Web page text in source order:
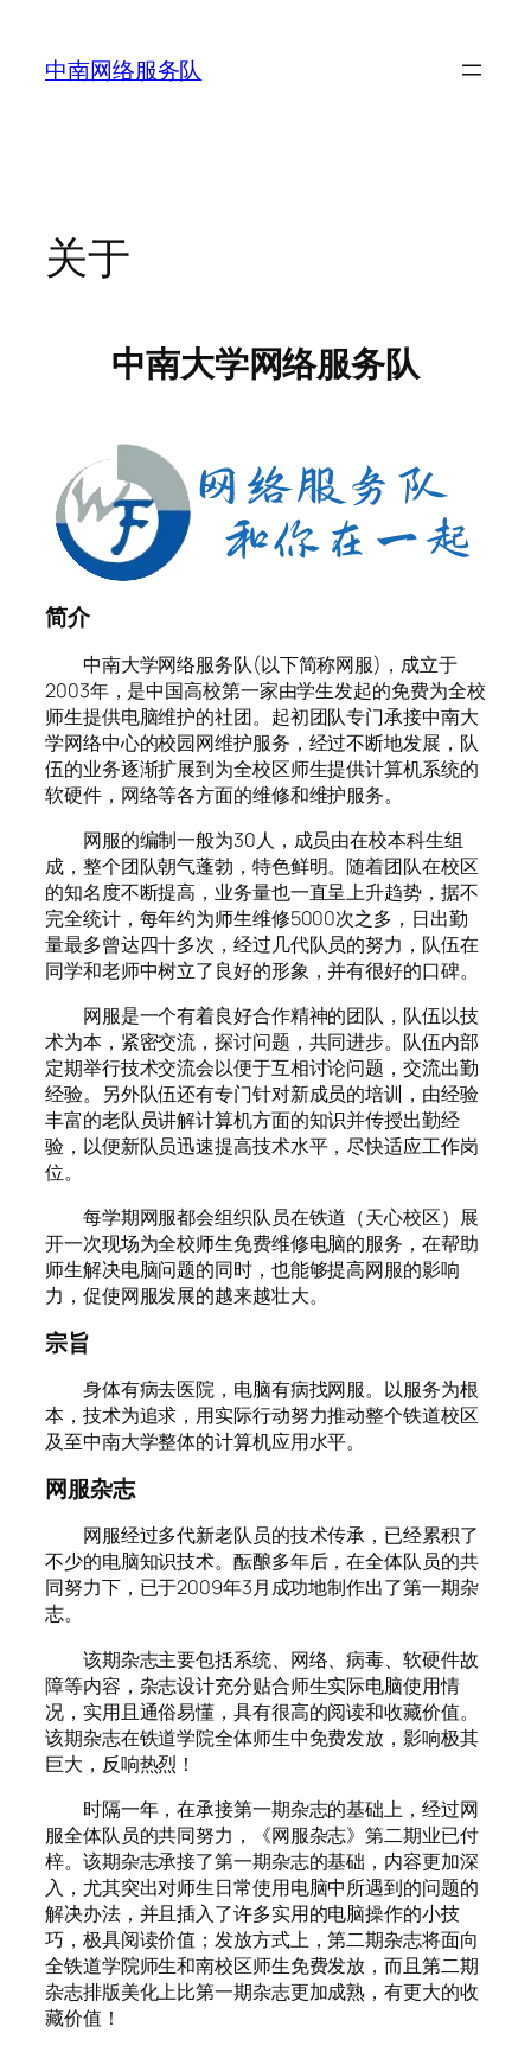
中南网络服务队
关于
中南大学网络服务队
简介
中南大学网络服务队(以下简称网服)，成立于
2003年，是中国高校第一家由学生发起的免费为全校
师生提供电脑维护的社团。起初团队专门承接中南大
学网络中心的校园网维护服务，经过不断地发展，队
伍的业务逐渐扩展到为全校区师生提供计算机系统的
软硬件，网络等各方面的维修和维护服务。
网服的编制一般为30人，成员由在校本科生组
成，整个团队朝气蓬勃，特色鲜明。随着团队在校区
的知名度不断提高，业务量也一直呈上升趋势，据不
完全统计，每年约为师生维修5000次之多，日出勤
量最多曾达四十多次，经过几代队员的努力，队伍在
同学和老师中树立了良好的形象，并有很好的口碑。
网服是一个有着良好合作精神的团队，队伍以技
术为本，紧密交流，探讨问题，共同进步。队伍内部
定期举行技术交流会以便于互相讨论问题，交流出勤
经验。另外队伍还有专门针对新成员的培训，由经验
丰富的老队员讲解计算机方面的知识并传授出勤经
验，以便新队员迅速提高技术水平，尽快适应工作岗
位。
每学期网服都会组织队员在铁道（天心校区）展
开一次现场为全校师生免费维修电脑的服务，在帮助
师生解决电脑问题的同时，也能够提高网服的影响
力，促使网服发展的越来越壮大。
宗旨
身体有病去医院，电脑有病找网服。以服务为根
本，技术为追求，用实际行动努力推动整个铁道校区
及至中南大学整体的计算机应用水平。
网服杂志
网服经过多代新老队员的技术传承，已经累积了
不少的电脑知识技术。酝酿多年后，在全体队员的共
同努力下，已于2009年3月成功地制作出了第一期杂
志。
该期杂志主要包括系统、网络、病毒、软硬件故
障等内容，杂志设计充分贴合师生实际电脑使用情
况，实用且通俗易懂，具有很高的阅读和收藏价值。
该期杂志在铁道学院全体师生中免费发放，影响极其
巨大，反响热烈！
时隔一年，在承接第一期杂志的基础上，经过网
服全体队员的共同努力，《网服杂志》第二期业已付
梓。该期杂志承接了第一期杂志的基础，内容更加深
入，尤其突出对师生日常使用电脑中所遇到的问题的
解决办法，并且插入了许多实用的电脑操作的小技
巧，极具阅读价值；发放方式上，第二期杂志将面向
全铁道学院师生和南校区师生免费发放，而且第二期
杂志排版美化上比第一期杂志更加成熟，有更大的收
藏价值！